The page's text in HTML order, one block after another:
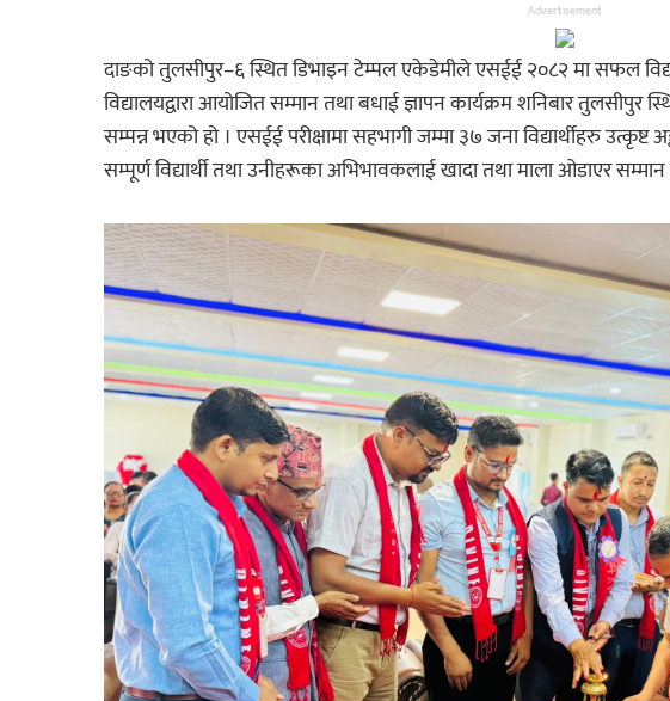
Advertisement
दाङको तुलसीपुर–६ स्थित डिभाइन टेम्पल एकेडेमीले एसईई २०८२ मा सफल
विद्यालयद्वारा आयोजित सम्मान तथा बधाई ज्ञापन कार्यक्रम शनिबार तुलसीपुर
सम्पन्न भएको हो । एसईई परीक्षामा सहभागी जम्मा ३७ जना विद्यार्थीहरु उत्कृष्ट
सम्पूर्ण विद्यार्थी तथा उनीहरूका अभिभावकलाई खादा तथा माला ओडाएर सम्मान